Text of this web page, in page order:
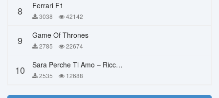
8 Ferrari F1
3038 42142
9 Game Of Thrones
2785 22674
10 Sara Perche Ti Amo – Ricchi E Poveri
2535 12688